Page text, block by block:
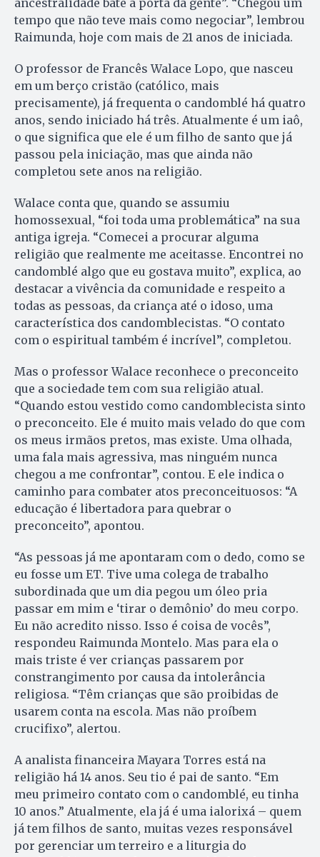
tempo que não teve mais como negociar”, lembrou
Raimunda, hoje com mais de 21 anos de iniciada.
O professor de Francês Walace Lopo, que nasceu
em um berço cristão (católico, mais
precisamente), já frequenta o candomblé há quatro
anos, sendo iniciado há três. Atualmente é um iaô,
o que significa que ele é um filho de santo que já
passou pela iniciação, mas que ainda não
completou sete anos na religião.
Walace conta que, quando se assumiu
homossexual, “foi toda uma problemática” na sua
antiga igreja. “Comecei a procurar alguma
religião que realmente me aceitasse. Encontrei no
candomblé algo que eu gostava muito”, explica, ao
destacar a vivência da comunidade e respeito a
todas as pessoas, da criança até o idoso, uma
característica dos candomblecistas. “O contato
com o espiritual também é incrível”, completou.
Mas o professor Walace reconhece o preconceito
que a sociedade tem com sua religião atual.
“Quando estou vestido como candomblecista sinto
o preconceito. Ele é muito mais velado do que com
os meus irmãos pretos, mas existe. Uma olhada,
uma fala mais agressiva, mas ninguém nunca
chegou a me confrontar”, contou. E ele indica o
caminho para combater atos preconceituosos: “A
educação é libertadora para quebrar o
preconceito”, apontou.
“As pessoas já me apontaram com o dedo, como se
eu fosse um ET. Tive uma colega de trabalho
subordinada que um dia pegou um óleo pria
passar em mim e ‘tirar o demônio’ do meu corpo.
Eu não acredito nisso. Isso é coisa de vocês”,
respondeu Raimunda Montelo. Mas para ela o
mais triste é ver crianças passarem por
constrangimento por causa da intolerância
religiosa. “Têm crianças que são proibidas de
usarem conta na escola. Mas não proíbem
crucifixo”, alertou.
A analista financeira Mayara Torres está na
religião há 14 anos. Seu tio é pai de santo. “Em
meu primeiro contato com o candomblé, eu tinha
10 anos.” Atualmente, ela já é uma ialorixá – quem
já tem filhos de santo, muitas vezes responsável
por gerenciar um terreiro e a liturgia do